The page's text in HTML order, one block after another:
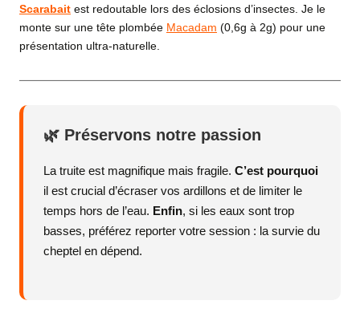
Scarabait est redoutable lors des éclosions d’insectes. Je le
monte sur une tête plombée Macadam (0,6g à 2g) pour une
présentation ultra-naturelle.
🌿 Préservons notre passion
La truite est magnifique mais fragile. C’est pourquoi
il est crucial d’écraser vos ardillons et de limiter le
temps hors de l’eau. Enfin, si les eaux sont trop
basses, préférez reporter votre session : la survie du
cheptel en dépend.